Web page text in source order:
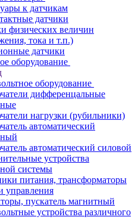
к датчикам
датчики
физических величин
тока и т.п.)
датчики
оборудование
оборудование
дифференцальные
нагрузки (рубильники)
автоматический
автоматический силовой
устройства
системы
питания, трансформаторы
управления
пускатель магнитный
устройства различного